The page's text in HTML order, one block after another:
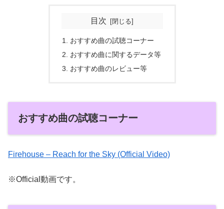
目次
おすすめ曲の試聴コーナー
おすすめ曲に関するデータ等
おすすめ曲のレビュー等
おすすめ曲の試聴コーナー
Firehouse – Reach for the Sky (Official Video)
※Official動画です。